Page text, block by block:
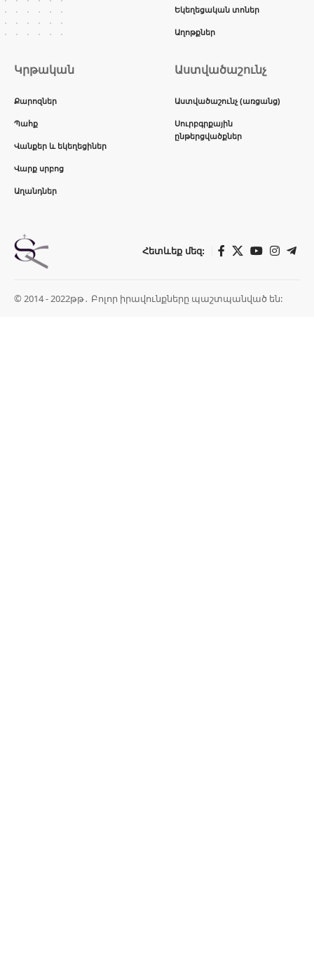
Եկեղեցական տոներ
Աղոթքներ
Կրթական
Քարոզներ
Պահք
Վանքեր և եկեղեցիներ
Վարք սրբոց
Աղանդներ
Աստվածաշունչ
Աստվածաշունչ (առցանց)
Սուրբգրքային
ընթերցվածքներ
Հետևեք մեզ:
© 2014 - 2022թթ․ Բոլոր իրավունքները պաշտպանված են: